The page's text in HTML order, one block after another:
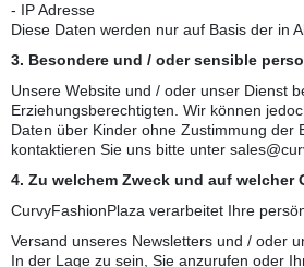
- IP Adresse
Diese Daten werden nur auf Basis der in
3. Besondere und / oder sensible
Unsere Website und / oder unser Dienst
Erziehungsberechtigten. Wir können
Daten über Kinder ohne Zustimmung der
kontaktieren Sie uns bitte unter
4. Zu welchem Zweck und auf welcher
CurvyFashionPlaza verarbeitet Ihre
Versand unseres Newsletters und / oder
In der Lage zu sein, Sie anzurufen oder